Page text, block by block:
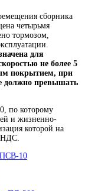
сборника
четырьмя
тормозом,
для
не более 5
покрытием, при
должно превышать
по которому
и жизненно-
которой на
НДС.
10